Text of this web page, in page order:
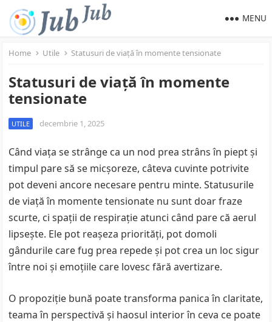
MENU
Home Utile Statusuri de viață în momente tensionate
Statusuri de viață în momente
tensionate
UTILE decembrie 1, 2025
Când viața se strânge ca un nod prea strâns în piept și
timpul pare să se micșoreze, câteva cuvinte potrivite
pot deveni ancore necesare pentru minte. Statusurile
de viață în momente tensionate nu sunt doar fraze
scurte, ci spații de respirație atunci când pare că aerul
lipsește. Ele pot reașeza priorități, pot domoli
gândurile care fug prea repede și pot crea un loc sigur
între noi și emoțiile care lovesc fără avertizare.
O propoziție bună poate transforma panica în claritate,
teama în perspectivă și haosul interior în ceva ce poate